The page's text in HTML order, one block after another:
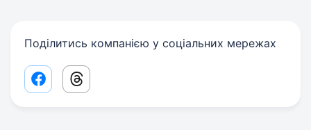
Поділитись компанією у соціальних мережах
Facebook share link
Threads share link